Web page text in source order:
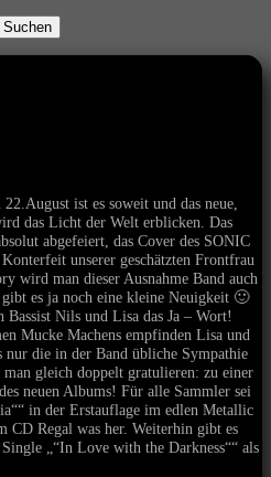
ist es soweit und das neue,
das Licht der Welt erblicken. Das
abgefeiert, das Cover des SONIC
unserer geschätzten Frontfrau
wird man dieser Ausnahme Band auch
es ja noch eine kleine Neuigkeit 🙂
Bassist Nils und Lisa das Ja – Wort!
Mucke Machens empfinden Lisa und
die in der Band übliche Sympathie
gleich doppelt gratulieren: zu einer
neuen Albums! Für alle Sammler sei
in der Erstauflage im edlen Metallic
CD Regal was her. Weiterhin gibt es
„“In Love with the Darkness““ als